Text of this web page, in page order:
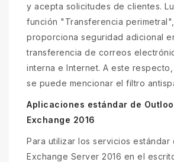
y acepta solicitudes de clientes.
función "Transferencia
proporciona seguridad adicional
transferencia de correos
interna e Internet. A este respecto,
se puede mencionar el filtro
Aplicaciones estándar de
Exchange 2016
Para utilizar los servicios estándar
Exchange Server 2016 en el